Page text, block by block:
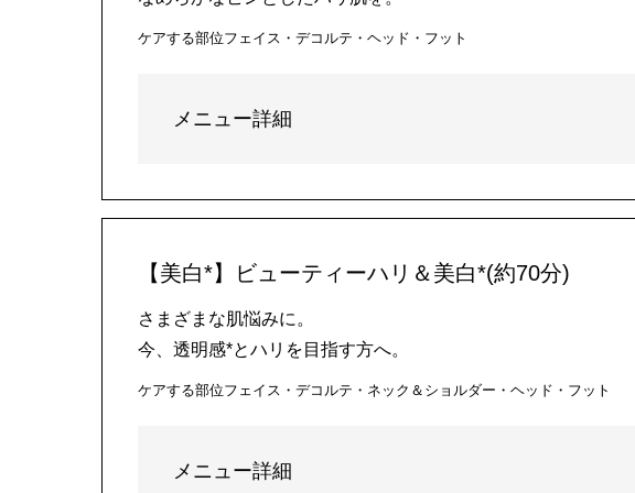
ケアする部位フェイス・デコルテ・ヘッド・フット
メニュー詳細
【美白*】ビューティーハリ＆美白*(約70分)
さまざまな肌悩みに。
今、透明感*とハリを目指す方へ。
ケアする部位フェイス・デコルテ・ネック＆ショルダー・ヘッド・フット
メニュー詳細